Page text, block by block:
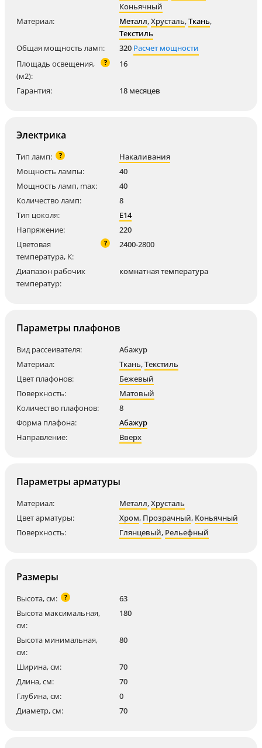
Коньячный
Материал:
Металл,Хрусталь,Ткань,
Текстиль
Общая мощность ламп:
320 Расчет мощности
Площадь освещения,
(м2):
? 16
Гарантия: 18 месяцев
Электрика
Тип ламп: ?
Накаливания
Мощность лампы:
40
Мощность ламп, max:
40
Количество ламп:
8
Тип цоколя:
E14
Напряжение:
220
Цветовая
температура, K:
? 2400-2800
Диапазон рабочих
температур:
комнатная температура
Параметры плафонов
Вид рассеивателя:
Абажур
Материал:
Ткань,Текстиль
Цвет плафонов:
Бежевый
Поверхность:
Матовый
Количество плафонов:
8
Форма плафона:
Абажур
Направление:
Вверх
Параметры арматуры
Материал: Металл,Хрусталь
Цвет арматуры:
Хром, Прозрачный, Коньячный
Поверхность:
Глянцевый, Рельефный
Размеры
Высота, см: ?
63
Высота максимальная,
см:
180
Высота минимальная,
см:
80
Ширина, см:
70
Длина, см:
70
Глубина, см:
0
Диаметр, см:
70